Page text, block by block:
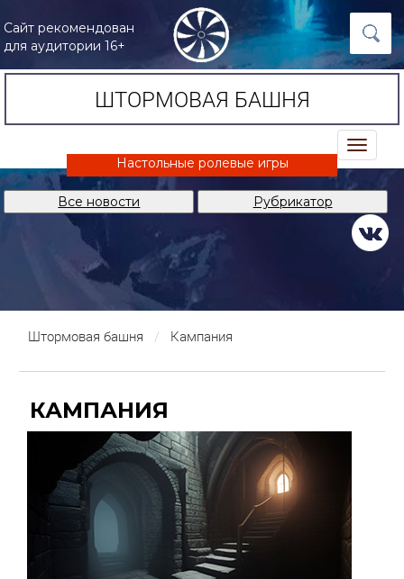
Сайт рекомендован
для аудитории 16+
ШТОРМОВАЯ БАШНЯ
trk
Настольные ролевые игры
Все новости Рубрикатор
Штормовая башня Кампания
КАМПАНИЯ